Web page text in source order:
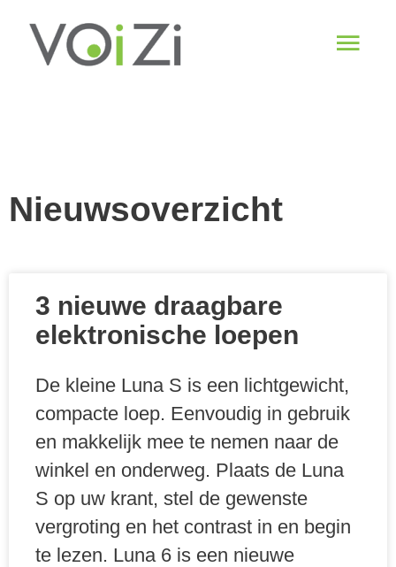
Nieuwsoverzicht
3 nieuwe draagbare
elektronische loepen
De kleine Luna S is een lichtgewicht,
compacte loep. Eenvoudig in gebruik
en makkelijk mee te nemen naar de
winkel en onderweg. Plaats de Luna
S op uw krant, stel de gewenste
vergroting en het contrast in en begin
te lezen. Luna 6 is een nieuwe